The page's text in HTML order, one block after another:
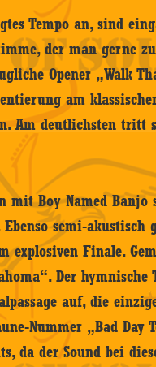
Tempo an, sind
der man gerne
Opener „Walk
am
Am deutlichsten tritt
mit Boy Named
semi-akustisch
explosiven Finale.
Der hymnische
auf, die
Nummer „Bad Day
da der Sound bei